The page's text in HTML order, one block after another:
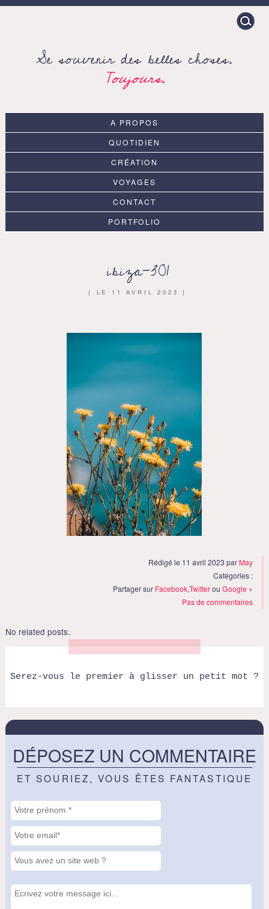
Search
for:
Se souvenir des belles choses.
Toujours.
A PROPOS
QUOTIDIEN
CRÉATION
VOYAGES
CONTACT
PORTFOLIO
ibiza-301
{ LE 11 AVRIL 2023 }
Rédigé le 11 avril 2023 par May
Catégories :
Partager sur Facebook,TwitterouGoogle +
Pas de commentaires
No related posts.
Serez-vous le premier à glisser un petit mot ?
DÉPOSEZ UN COMMENTAIRE
ET SOURIEZ, VOUS ÊTES FANTASTIQUE